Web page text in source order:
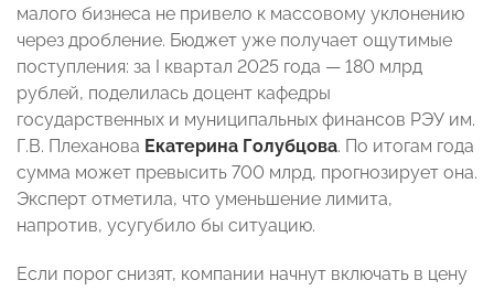
малого бизнеса не привело к массовому уклонению
через дробление. Бюджет уже получает ощутимые
поступления: за I квартал 2025 года — 180 млрд
рублей, поделилась доцент кафедры
государственных и муниципальных финансов РЭУ им.
Г.В. Плеханова Екатерина Голубцова. По итогам года
сумма может превысить 700 млрд, прогнозирует она.
Эксперт отметила, что уменьшение лимита,
напротив, усугубило бы ситуацию.
Если порог снизят, компании начнут включать в цену